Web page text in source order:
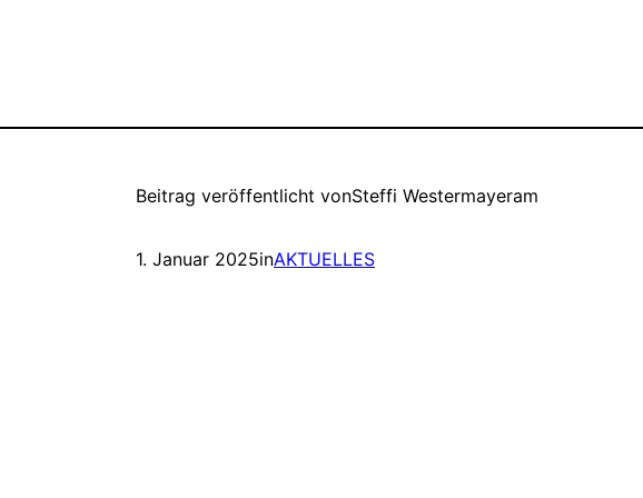
Beitrag veröffentlicht vonSteffi Westermayeram
1. Januar 2025inAKTUELLES